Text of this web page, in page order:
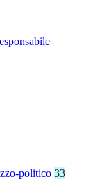
politico 33